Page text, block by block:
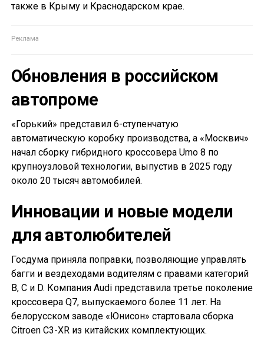
также в Крыму и Краснодарском крае.
Обновления в российском
автопроме
«Горький» представил 6-ступенчатую
автоматическую коробку производства, а «Москвич»
начал сборку гибридного кроссовера Umo 8 по
крупноузловой технологии, выпустив в 2025 году
около 20 тысяч автомобилей.
Инновации и новые модели
для автолюбителей
Госдума приняла поправки, позволяющие управлять
багги и вездеходами водителям с правами категорий
B, C и D. Компания Audi представила третье поколение
кроссовера Q7, выпускаемого более 11 лет. На
белорусском заводе «Юнисон» стартовала сборка
Citroen C3-XR из китайских комплектующих.